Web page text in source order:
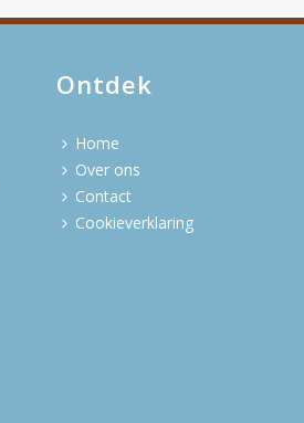
Ontdek
Home
Over ons
Contact
Cookieverklaring